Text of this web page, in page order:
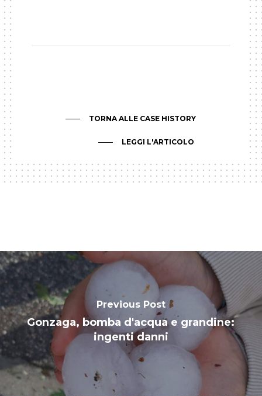
TORNA ALLE CASE HISTORY
LEGGI L'ARTICOLO
Previous Post
Gonzaga, bomba d'acqua e grandine:
ingenti danni